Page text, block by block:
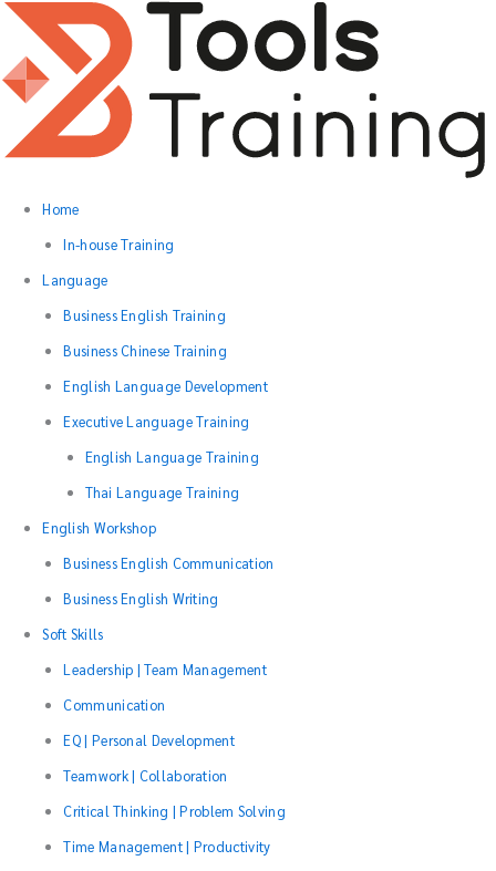
Skip
content
Home
In-house Training
Language
Business English Training
Business Chinese Training
English Language Development
Executive Language Training
English Language Training
Thai Language Training
English Workshop
Business English Communication
Business English Writing
Soft Skills
Leadership | Team Management
Communication
EQ | Personal Development
Teamwork | Collaboration
Critical Thinking | Problem Solving
Time Management | Productivity